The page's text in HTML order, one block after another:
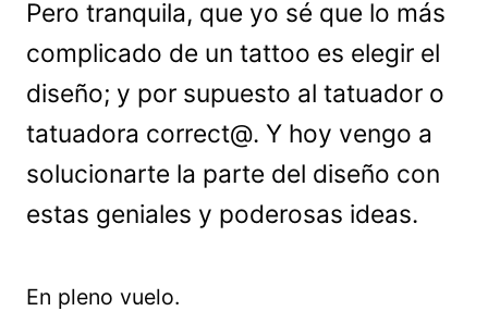
Pero tranquila, que yo sé que lo más
complicado de un tattoo es elegir el
diseño; y por supuesto al tatuador o
tatuadora correct@. Y hoy vengo a
solucionarte la parte del diseño con
estas geniales y poderosas ideas.
En pleno vuelo.